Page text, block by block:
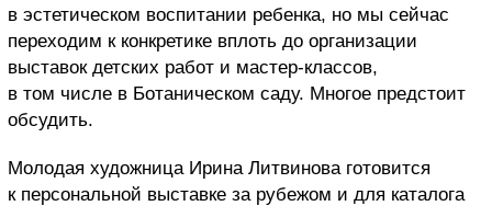
в эстетическом воспитании ребенка, но мы сейчас
переходим к конкретике вплоть до организации
выставок детских работ и мастер-классов,
в том числе в Ботаническом саду. Многое предстоит
обсудить.
Молодая художница Ирина Литвинова готовится
к персональной выставке за рубежом и для каталога